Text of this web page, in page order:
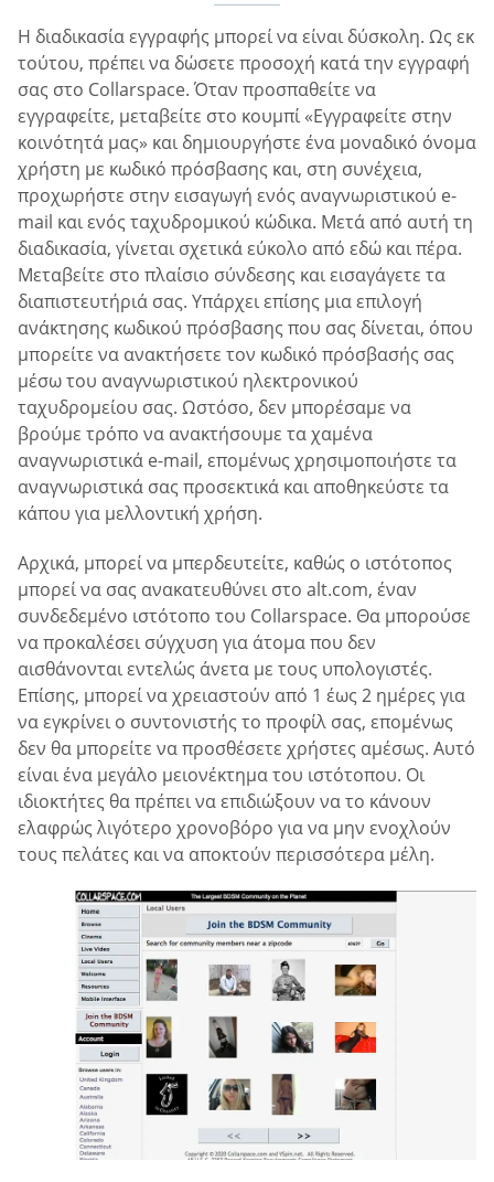
Η διαδικασία εγγραφής μπορεί να είναι δύσκολη. Ως εκ
τούτου, πρέπει να δώσετε προσοχή κατά την εγγραφή
σας στο Collarspace. Όταν προσπαθείτε να
εγγραφείτε, μεταβείτε στο κουμπί «Εγγραφείτε στην
κοινότητά μας» και δημιουργήστε ένα μοναδικό όνομα
χρήστη με κωδικό πρόσβασης και, στη συνέχεια,
προχωρήστε στην εισαγωγή ενός αναγνωριστικού e-
mail και ενός ταχυδρομικού κώδικα. Μετά από αυτή τη
διαδικασία, γίνεται σχετικά εύκολο από εδώ και πέρα.
Μεταβείτε στο πλαίσιο σύνδεσης και εισαγάγετε τα
διαπιστευτήριά σας. Υπάρχει επίσης μια επιλογή
ανάκτησης κωδικού πρόσβασης που σας δίνεται, όπου
μπορείτε να ανακτήσετε τον κωδικό πρόσβασής σας
μέσω του αναγνωριστικού ηλεκτρονικού
ταχυδρομείου σας. Ωστόσο, δεν μπορέσαμε να
βρούμε τρόπο να ανακτήσουμε τα χαμένα
αναγνωριστικά e-mail, επομένως χρησιμοποιήστε τα
αναγνωριστικά σας προσεκτικά και αποθηκεύστε τα
κάπου για μελλοντική χρήση.
Αρχικά, μπορεί να μπερδευτείτε, καθώς ο ιστότοπος
μπορεί να σας ανακατευθύνει στο alt.com, έναν
συνδεδεμένο ιστότοπο του Collarspace. Θα μπορούσε
να προκαλέσει σύγχυση για άτομα που δεν
αισθάνονται εντελώς άνετα με τους υπολογιστές.
Επίσης, μπορεί να χρειαστούν από 1 έως 2 ημέρες για
να εγκρίνει ο συντονιστής το προφίλ σας, επομένως
δεν θα μπορείτε να προσθέσετε χρήστες αμέσως. Αυτό
είναι ένα μεγάλο μειονέκτημα του ιστότοπου. Οι
ιδιοκτήτες θα πρέπει να επιδιώξουν να το κάνουν
ελαφρώς λιγότερο χρονοβόρο για να μην ενοχλούν
τους πελάτες και να αποκτούν περισσότερα μέλη.